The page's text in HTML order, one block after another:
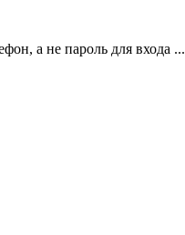
а не пароль для входа ...